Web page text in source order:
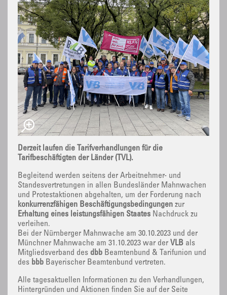
Derzeit laufen die Tarifverhandlungen für die
Tarifbeschäftigten der Länder (TVL).
Begleitend werden seitens der Arbeitnehmer- und
Standesvertretungen in allen Bundesländer Mahnwachen
und Protestaktionen abgehalten, um der Forderung nach
konkurrenzfähigen Beschäftigungsbedingungen zur
Erhaltung eines leistungsfähigen Staates Nachdruck zu
verleihen.
Bei der Nürnberger Mahnwache am 30.10.2023 und der
Münchner Mahnwache am 31.10.2023 war der VLB als
Mitgliedsverband des dbb Beamtenbund & Tarifunion und
des bbb Bayerischer Beamtenbund vertreten.
Alle tagesaktuellen Informationen zu den Verhandlungen,
Hintergründen und Aktionen finden Sie auf der Seite